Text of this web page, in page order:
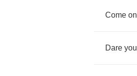
Come on
Dare you